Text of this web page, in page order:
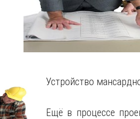
Устройство
Ещё в процессе